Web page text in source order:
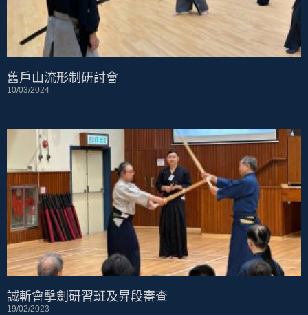
舊戶山流形制研討會
10/03/2024
誠斬會擊劍研習班及昇段審查
19/02/2023